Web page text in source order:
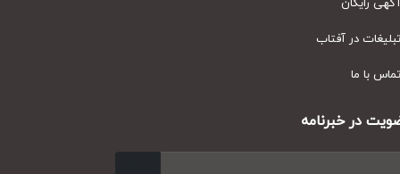
رایگان
در آفتاب
با ما
در خبرنامه